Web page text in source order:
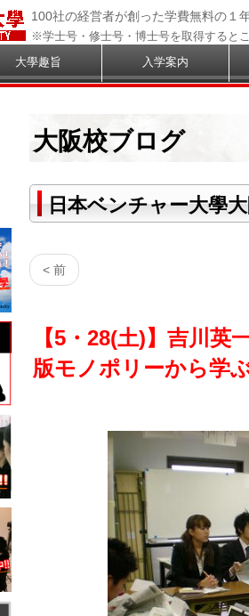
100社の経営者が創った学費無料の１
※学士号・修士号・博士号を取得すると
大學趣旨 入学案内
大阪校ブログ
日本ベンチャー大學
< 前
【5・28(土)】吉川英
版モノポリーから学